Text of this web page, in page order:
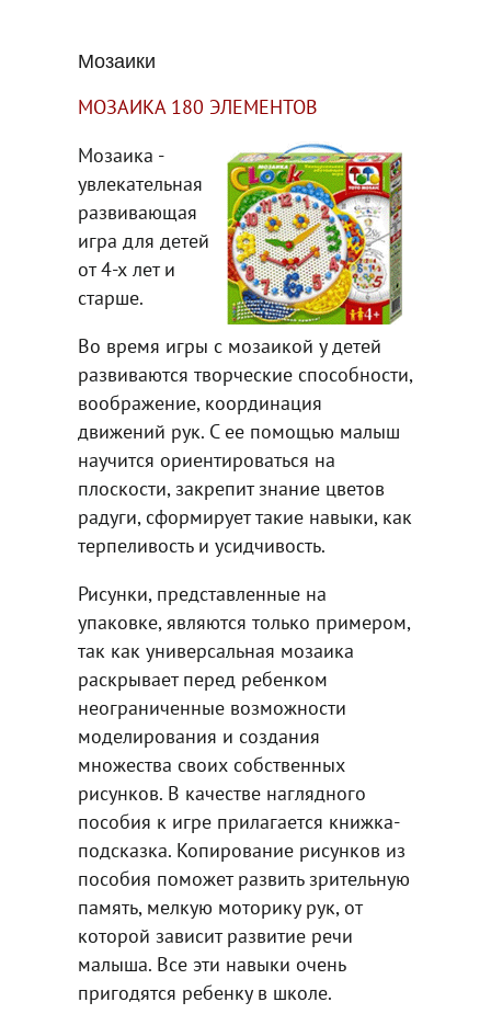
Мозаики
МОЗАИКА 180 ЭЛЕМЕНТОВ
Мозаика -
увлекательная
развивающая
игра для детей
от 4-х лет и
старше.
Во время игры с мозаикой у детей
развиваются творческие способности,
воображение, координация
движений рук. С ее помощью малыш
научится ориентироваться на
плоскости, закрепит знание цветов
радуги, сформирует такие навыки, как
терпеливость и усидчивость.
Рисунки, представленные на
упаковке, являются только примером,
так как универсальная мозаика
раскрывает перед ребенком
неограниченные возможности
моделирования и создания
множества своих собственных
рисунков. В качестве наглядного
пособия к игре прилагается книжка-
подсказка. Копирование рисунков из
пособия поможет развить зрительную
память, мелкую моторику рук, от
которой зависит развитие речи
малыша. Все эти навыки очень
пригодятся ребенку в школе.